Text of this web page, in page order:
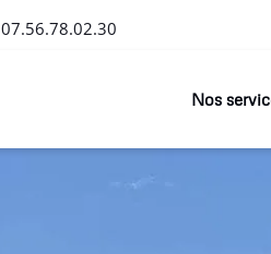
07.56.78.02.30
Nos